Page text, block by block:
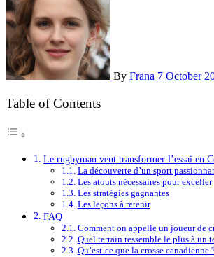
By Frana 7 October
Table of Contents
Le rugbyman veut transformer l’essai en
La découverte d’un sport
Les atouts nécessaires pour exceller
Les stratégies gagnantes
Les leçons à retenir
FAQ
Comment on appelle un joueur de
Quel terrain ressemble le plus à un
Qu’est-ce que la crosse canadienne